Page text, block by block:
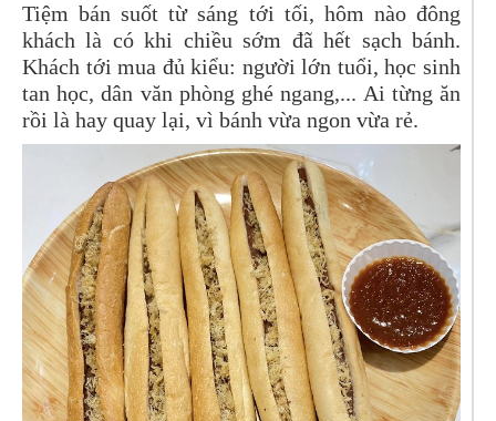
Tiệm bán suốt từ sáng tới tối, hôm nào đông
khách là có khi chiều sớm đã hết sạch bánh.
Khách tới mua đủ kiểu: người lớn tuổi, học sinh
tan học, dân văn phòng ghé ngang,... Ai từng ăn
rồi là hay quay lại, vì bánh vừa ngon vừa rẻ.